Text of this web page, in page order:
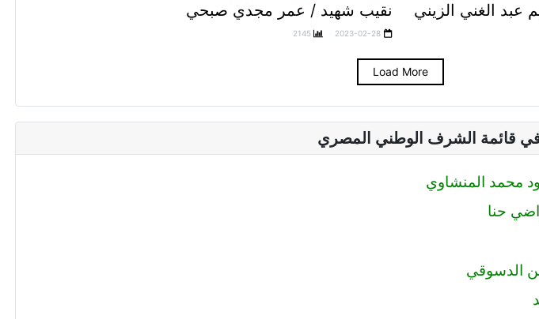
عبد الغني الزيني نقيب شهيد / عمر مجدي صبحي
2023-02-28
2145
Load More
في قائمة الشرف الوطني المصري